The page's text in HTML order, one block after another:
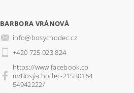
BARBORA VRÁNOVÁ
info@bosychodec.cz
+420 725 023 824
https://www.facebook.co
m/Bosý-chodec-21530164
54942222/